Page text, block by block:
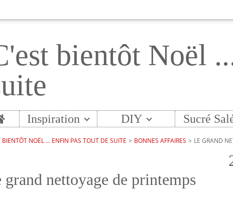
bientôt Noël
Home Inspiration DIY Sucré
BIENTÔT NOËL ... ENFIN PAS TOUT DE SUITE > BONNES AFFAIRES > LE GRAND
grand nettoyage de printemps